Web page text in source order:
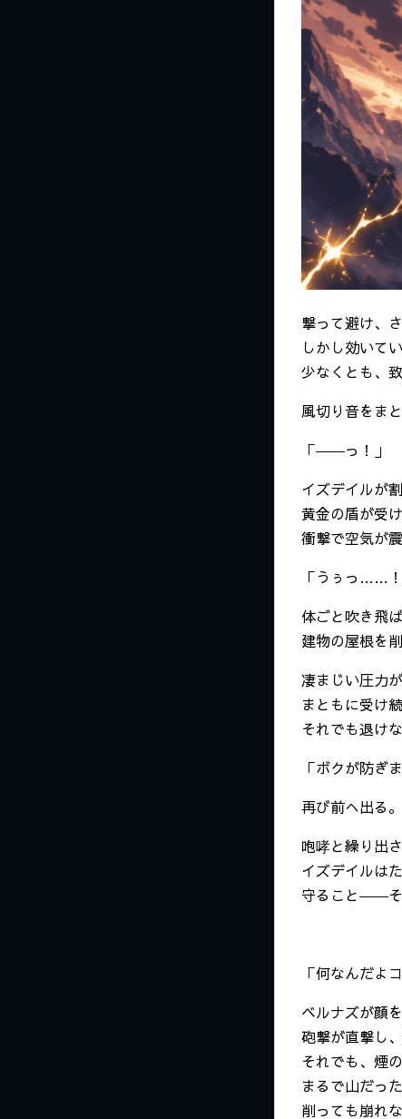
撃って避け、
しかし効いてい
少なくとも、
風切り音をま
「――っ！」
イズデイルが割
黄金の盾が受け
衝撃で空気が震
「うぅっ……！
体ごと吹き飛ば
建物の屋根を
凄まじい圧力
まともに受け
それでも退けな
「ボクが防ぎ
再び前へ出る。
咆哮と繰り出
イズデイルは
守ること――そ
「何なんだよ
ベルナズが顔
砲撃が直撃し
それでも、煙
まるで山だった
削っても崩れな